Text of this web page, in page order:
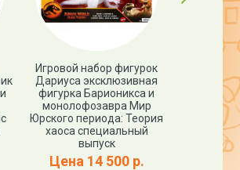
Игровой набор фигурок
Дариуса эксклюзивная
фигурка Барионикса и
монолофозавра Мир
Юрского периода: Теория
хаоса специальный
выпуск
Цена 14 500 р.
World